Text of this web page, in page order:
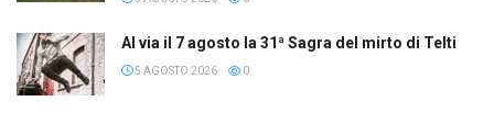
Al via il 7 agosto la 31ª Sagra del mirto di Telti
5 AGOSTO 2026 0